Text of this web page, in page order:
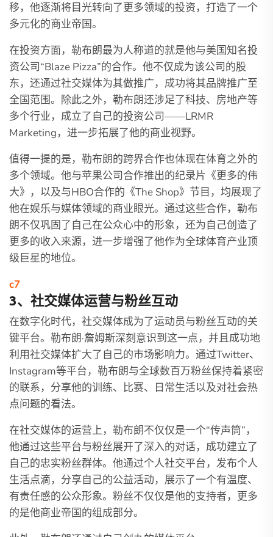
移，他逐渐将目光转向了更多领域的投资，打造了一个
多元化的商业帝国。
在投资方面，勒布朗最为人称道的就是他与美国知名投
资公司“Blaze Pizza”的合作。他不仅成为该公司的股
东，还通过社交媒体为其做推广，成功将其品牌推广至
全国范围。除此之外，勒布朗还涉足了科技、房地产等
多个行业，成立了自己的投资公司——LRMR
Marketing，进一步拓展了他的商业视野。
值得一提的是，勒布朗的跨界合作也体现在体育之外的
多个领域。他与苹果公司合作推出的纪录片《更多的伟
大》，以及与HBO合作的《The Shop》节目，均展现了
他在娱乐与媒体领域的商业眼光。通过这些合作，勒布
朗不仅巩固了自己在公众心中的形象，还为自己创造了
更多的收入来源，进一步增强了他作为全球体育产业顶
级巨星的地位。
c7
3、社交媒体运营与粉丝互动
在数字化时代，社交媒体成为了运动员与粉丝互动的关
键平台。勒布朗·詹姆斯深刻意识到这一点，并且成功地
利用社交媒体扩大了自己的市场影响力。通过Twitter、
Instagram等平台，勒布朗与全球数百万粉丝保持着紧密
的联系，分享他的训练、比赛、日常生活以及对社会热
点问题的看法。
在社交媒体的运营上，勒布朗不仅仅是一个“传声筒”，
他通过这些平台与粉丝展开了深入的对话，成功建立了
自己的忠实粉丝群体。他通过个人社交平台，发布个人
生活点滴，分享自己的公益活动，展示了一个有温度、
有责任感的公众形象。粉丝不仅仅是他的支持者，更多
的是他商业帝国的组成部分。